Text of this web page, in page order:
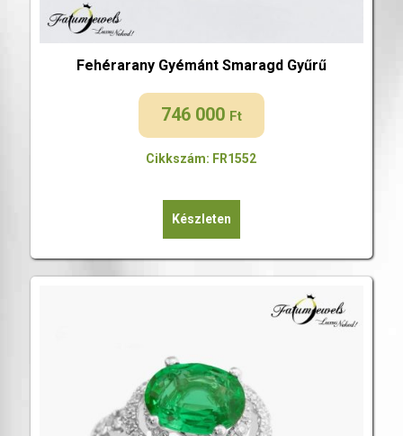
Fehérarany Gyémánt Smaragd Gyűrű
746 000 Ft
Cikkszám: FR1552
Készleten